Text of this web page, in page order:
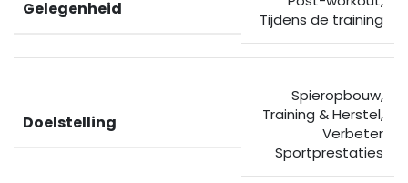
Gelegenheid
Tijdens de training
Doelstelling
Spieropbouw,
Training & Herstel,
Verbeter
Sportprestaties